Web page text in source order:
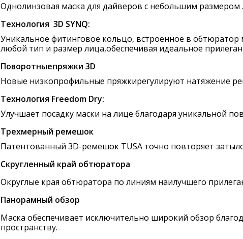
Однолинзовая маска для дайверов с небольшим размером
Технология 3D SYNQ:
Уникальное фитинговое кольцо, встроенное в
любой тип и размер лица,обеспечивая идеальное
Поворотныепряжки 3D
Новые низкопрофильные пряжкирегулируют натяжение
Технология Freedom Dry:
Улучшает посадку маски на лице благодаря уникальной
Трехмерный ремешок
Патентованный 3D-ремешок TUSA точно повторяет
Скругленный край обтюратора
Округлые края обтюратора по линиям наилучшего
Панорамный обзор
Маска обеспечивает исключительно широкий обзор
пространству.